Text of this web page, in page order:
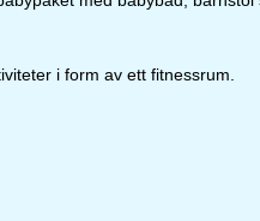
Rådgivning
i form av ett fitnessrum.